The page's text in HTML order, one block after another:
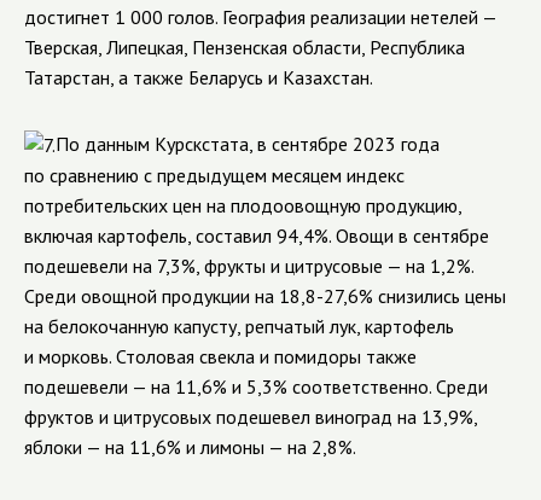
достигнет 1 000 голов. География реализации нетелей —
Тверская, Липецкая, Пензенская области, Республика
Татарстан, а также Беларусь и Казахстан.
По данным Курскстата, в сентябре 2023 года
по сравнению с предыдущем месяцем индекс
потребительских цен на плодоовощную продукцию,
включая картофель, составил 94,4%. Овощи в сентябре
подешевели на 7,3%, фрукты и цитрусовые — на 1,2%.
Среди овощной продукции на 18,8-27,6% снизились цены
на белокочанную капусту, репчатый лук, картофель
и морковь. Столовая свекла и помидоры также
подешевели — на 11,6% и 5,3% соответственно. Среди
фруктов и цитрусовых подешевел виноград на 13,9%,
яблоки — на 11,6% и лимоны — на 2,8%.